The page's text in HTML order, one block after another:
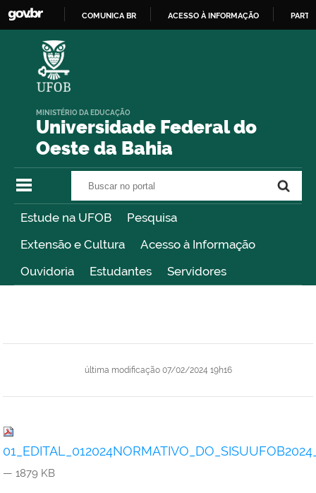
COMUNICA BR ACESSO À INFORMAÇÃO
Universidade Federal do
Oeste da Bahia
MINISTÉRIO DA EDUCAÇÃO
Estude na UFOB
Pesquisa
Extensão e Cultura
Acesso à Informação
Ouvidoria
Estudantes Servidores
última modificação07/02/2024 19h16
— 1879 KB